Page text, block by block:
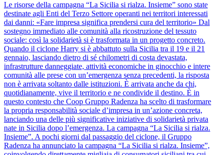
Le risorse della campagna “La Sicilia si rialza. Insieme” sono state
destinate agli Enti del Terzo Settore operanti nei territori interessati
dai danni: «Fare impresa significa prendersi cura del territorio» Dal
sostegno immediato alle comunità alla ricostruzione del tessuto
sociale: così la solidarietà si è trasformata in un progetto concreto.
Quando il ciclone Harry si è abbattuto sulla Sicilia tra il 19 e il 21
gennaio, lasciando dietro di sé chilometri di costa devastata,
infrastrutture danneggiate, attività economiche in ginocchio e intere
comunità alle prese con un’emergenza senza precedenti, la risposta
non è arrivata soltanto dalle istituzioni. È arrivata anche da chi,
quotidianamente, vive il territorio e ne condivide il destino. È in
questo contesto che Coop Gruppo Radenza ha scelto di trasformare
la propria responsabilità sociale d’impresa in un’azione concreta,
lanciando una delle più significative iniziative di solidarietà privata
nate in Sicilia dopo l’emergenza. La campagna “La Sicilia si rialza.
Insieme”. A pochi giorni dal passaggio del ciclone, il Gruppo
Radenza ha annunciato la campagna “La Sicilia si rialza. Insieme”,